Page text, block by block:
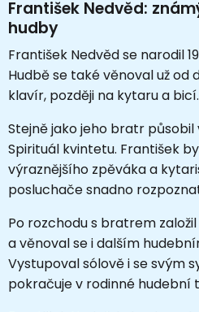
František Nedvěd:
hudby
František Nedvěd se narodil
Hudbě se také věnoval už od
klavír, později na kytaru a bicí.
Stejně jako jeho bratr
Spirituál kvintetu. František
výraznějšího zpěváka a
posluchače snadno
Po rozchodu s bratrem
a věnoval se i dalším
Vystupoval sólově i se svým
pokračuje v rodinné hudební